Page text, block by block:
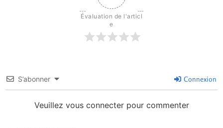
Évaluation de l'articl
e
S’abonner Connexion
Veuillez vous connecter pour commenter